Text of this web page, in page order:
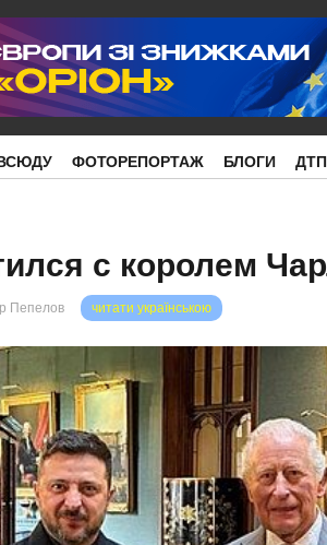
ФОТОРЕПОРТАЖ БЛОГИ ДТП
с королем
читати українською
Пепелов